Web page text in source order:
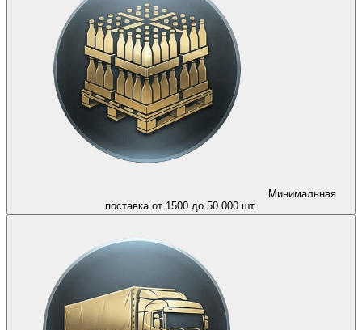
Минимальная
поставка от 1500 до 50 000 шт.